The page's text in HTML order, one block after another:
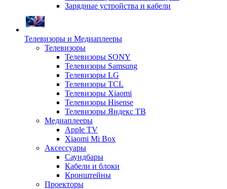
Зарядные устройства и кабели
Телевизоры и Медиаплееры
Телевизоры
Телевизоры SONY
Телевизоры Samsung
Телевизоры LG
Телевизоры TCL
Телевизоры Xiaomi
Телевизоры Hisense
Телевизоры Яндекс ТВ
Медиаплееры
Apple TV
Xiaomi Mi Box
Аксессуары
Саундбары
Кабели и блоки
Кронштейны
Проекторы